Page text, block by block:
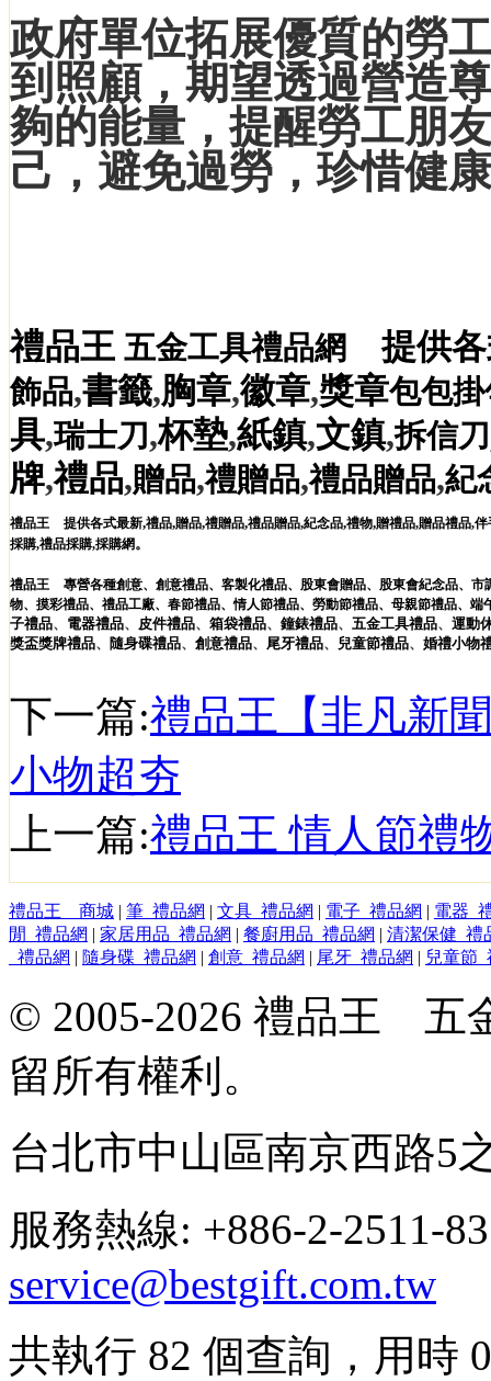
政府單位拓展優質的勞
到照顧，期望透過營造
夠的能量，提醒勞工朋
己，避免過勞，珍惜健
禮品王 五金工具禮品網 提供
飾品,書籤,胸章,徽章,獎章包包
具,瑞士刀,杯墊,紙鎮,文鎮,拆信刀
牌,禮品,贈品,禮贈品,禮品贈品,紀
禮品王 提供各式最新,禮品,贈品,禮贈品,禮品贈品,紀念品,禮物,贈禮品,贈品禮品,伴
採購,禮品採購,採購網。
禮品王 專營各種創意、 創意禮品、 客製化禮品、 股東會贈品、 股東會紀念品、 市
物、 摸彩禮品、 禮品工廠、 春節禮品、情人節禮品、 勞動節禮品、 母親節禮品、 端
子禮品、 電器禮品、 皮件禮品、 箱袋禮品、 鐘錶禮品、 五金工具禮品、 運動
獎盃獎牌禮品、 隨身碟禮品、 創意禮品、 尾牙禮品、 兒童節禮品、 婚禮小物
下一篇:禮品王【非凡新
小物超夯
上一篇:禮品王 情人節禮
禮品王 商城 | 筆_禮品網 | 文具_禮品網 | 電子_禮品網 | 電器_
閒_禮品網 | 家居用品_禮品網 | 餐廚用品_禮品網 | 清潔保健_禮
_禮品網 | 隨身碟_禮品網 | 創意_禮品網 | 尾牙_禮品網 | 兒童節
© 2005-2026 禮品王 五
留所有權利。
台北市中山區南京西路5
服務熱線: +886-2-
service@bestgift.com.tw
共執行 82 個查詢，用時